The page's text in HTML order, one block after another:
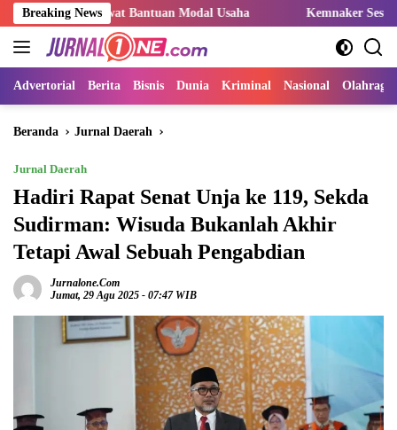
Langsung
ke
konten
Breaking News
lewat Bantuan Modal Usaha Kemnaker Sesuaikan
Advertorial Berita Bisnis Dunia Kriminal Nasional Olahraga
Beranda Jurnal Daerah
Jurnal Daerah
Hadiri Rapat Senat Unja ke 119, Sekda
Sudirman: Wisuda Bukanlah Akhir
Tetapi Awal Sebuah Pengabdian
Jurnalone.com
Jumat, 29 Agu 2025 - 07:47 WIB